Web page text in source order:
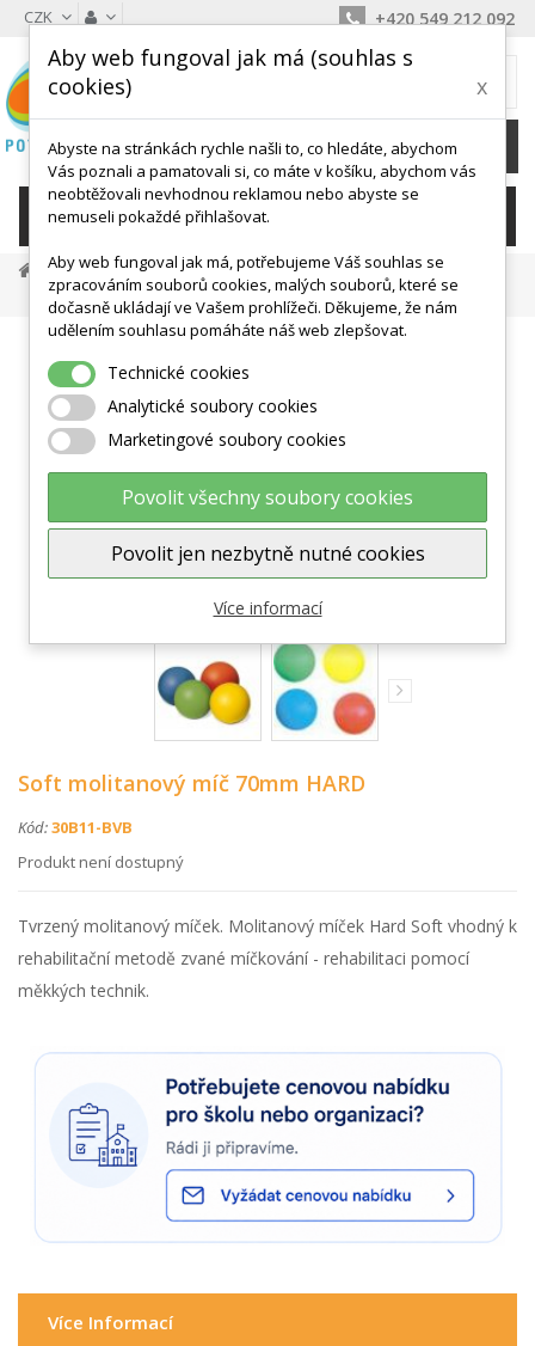
CZK +420 549 212 092
0 Kč
KATEGORIE
Masáž A Antistress
Soft Míčky
Soft Molitanový Míč 70mm HARD
Zobrazit větší
Soft molitanový míč 70mm HARD
Kód:30B11-BVB
Produkt není dostupný
Tvrzený molitanový míček. Molitanový míček Hard Soft vhodný k
rehabilitační metodě zvané míčkování - rehabilitaci pomocí
měkkých technik.
Více Informací
Aby web fungoval jak má (souhlas s
cookies)
x
Abyste na stránkách rychle našli to, co hledáte, abychom
Vás poznali a pamatovali si, co máte v košíku, abychom vás
neobtěžovali nevhodnou reklamou nebo abyste se
nemuseli pokaždé přihlašovat.
Aby web fungoval jak má, potřebujeme Váš souhlas se
zpracováním souborů cookies, malých souborů, které se
dočasně ukládají ve Vašem prohlížeči. Děkujeme, že nám
udělením souhlasu pomáháte náš web zlepšovat.
Technické cookies
Analytické soubory cookies
Marketingové soubory cookies
Povolit všechny soubory cookies
Povolit jen nezbytně nutné cookies
Více informací